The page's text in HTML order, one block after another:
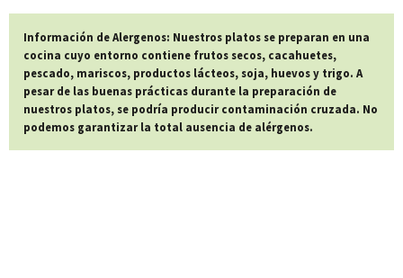
Información de Alergenos: Nuestros platos se preparan en una
cocina cuyo entorno contiene frutos secos, cacahuetes,
pescado, mariscos, productos lácteos, soja, huevos y trigo. A
pesar de las buenas prácticas durante la preparación de
nuestros platos, se podría producir contaminación cruzada. No
podemos garantizar la total ausencia de alérgenos.